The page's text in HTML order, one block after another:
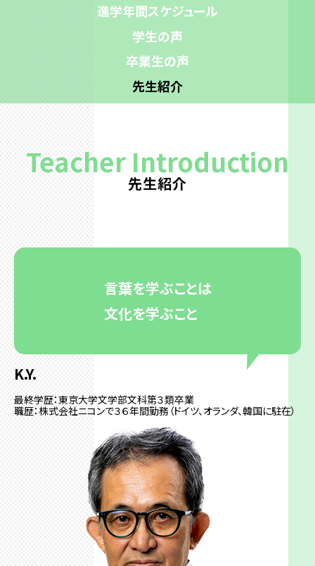
各種資料
進学年間スケジュール
学生の声
卒業生の声
先生紹介
Teacher Introduction
先生紹介
言葉を学ぶことは
文化を学ぶこと
K.Y.
最終学歴：東京大学文学部文科第３類卒業
職歴：株式会社ニコンで３６年間勤務（ドイツ、オランダ、韓国に駐在）